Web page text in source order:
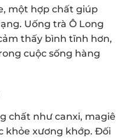
một hợp chất giúp
Uống trà Ô Long
thấy bình tĩnh hơn,
cuộc sống hàng
chất như canxi, magiê
khỏe xương khớp. Đối